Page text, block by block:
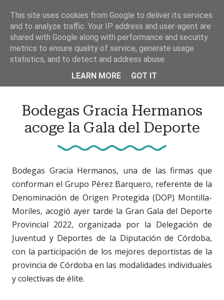
contenido
principal
Bodegas Gracia Hermanos
acoge la Gala del Deporte
Bodegas Gracia Hermanos, una de las firmas que
conforman el Grupo Pérez Barquero, referente de la
Denominación de Origen Protegida (DOP) Montilla-
Moriles, acogió ayer tarde la Gran Gala del Deporte
Provincial 2022, organizada por la Delegación de
Juventud y Deportes de la Diputación de Córdoba,
con la participación de los mejores deportistas de la
provincia de Córdoba en las modalidades individuales
y colectivas de élite.
This site uses cookies from Google to deliver its services
and to analyze traffic. Your IP address and user-agent are
shared with Google along with performance and security
metrics to ensure quality of service, generate usage
statistics, and to detect and address abuse.
LEARN MORE
GOT IT